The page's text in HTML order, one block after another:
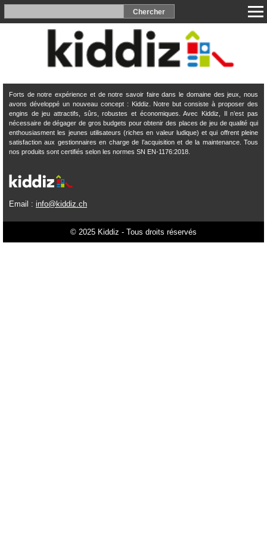
Forts de notre expérience et de notre savoir faire dans le domaine des jeux, nous
avons développé un nouveau concept : Kiddiz. Notre but consiste à proposer des
engins de jeu attractifs, sûrs, robustes et économiques. Avec Kiddiz, Il n’est pas
nécessaire de dégager de gros budgets pour obtenir des places de jeu de qualité qui
enthousiasment les jeunes utilisateurs (riches en valeur ludique) et qui offrent pleine
satisfaction aux gestionnaires en charge de l’acquisition et de la maintenance. Tous
nos produits sont certifiés selon les normes SN EN-1176:2018.
Email : info@kiddiz.ch
© 2025 Kiddiz - Tous droits réservés